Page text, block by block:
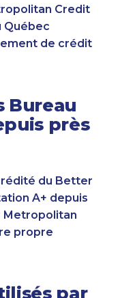
Credit
Québec
de crédit
Bureau
près
du Better
A+ depuis
Metropolitan
propre
par